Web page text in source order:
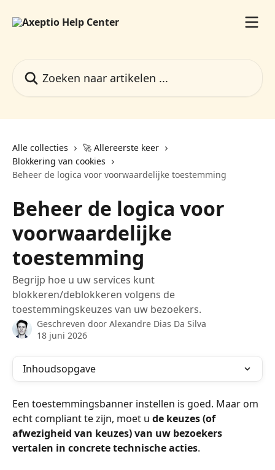
Alle collecties
🚀 Allereerste keer
Blokkering van cookies
Beheer de logica voor voorwaardelijke toestemming
Beheer de logica voor
voorwaardelijke
toestemming
Begrijp hoe u uw services kunt
blokkeren/deblokkeren volgens de
toestemmingskeuzes van uw bezoekers.
Geschreven door Alexandre Dias Da Silva
18 juni 2026
Inhoudsopgave
Een toestemmingsbanner instellen is goed. Maar om
echt compliant te zijn, moet u de keuzes (of
afwezigheid van keuzes) van uw bezoekers
vertalen in concrete technische acties.